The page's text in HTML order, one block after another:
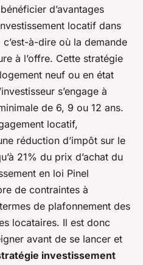
d’avantages
locatif dans
à-dire où la demande
à l’offre. Cette stratégie
neuf ou en état
s’engage à
de 6, 9 ou 12 ans.
locatif,
réduction d’impôt sur le
21% du prix d’achat du
en loi Pinel
de contraintes à
de plafonnement des
locataires. Il est donc
avant de se lancer et
investissement